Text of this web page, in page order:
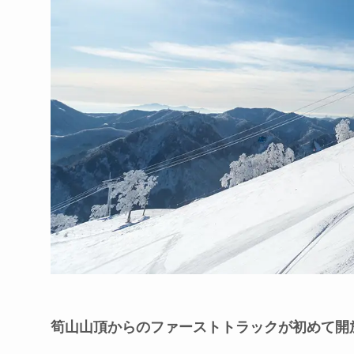
筍山山頂からのファーストトラックが初めて開